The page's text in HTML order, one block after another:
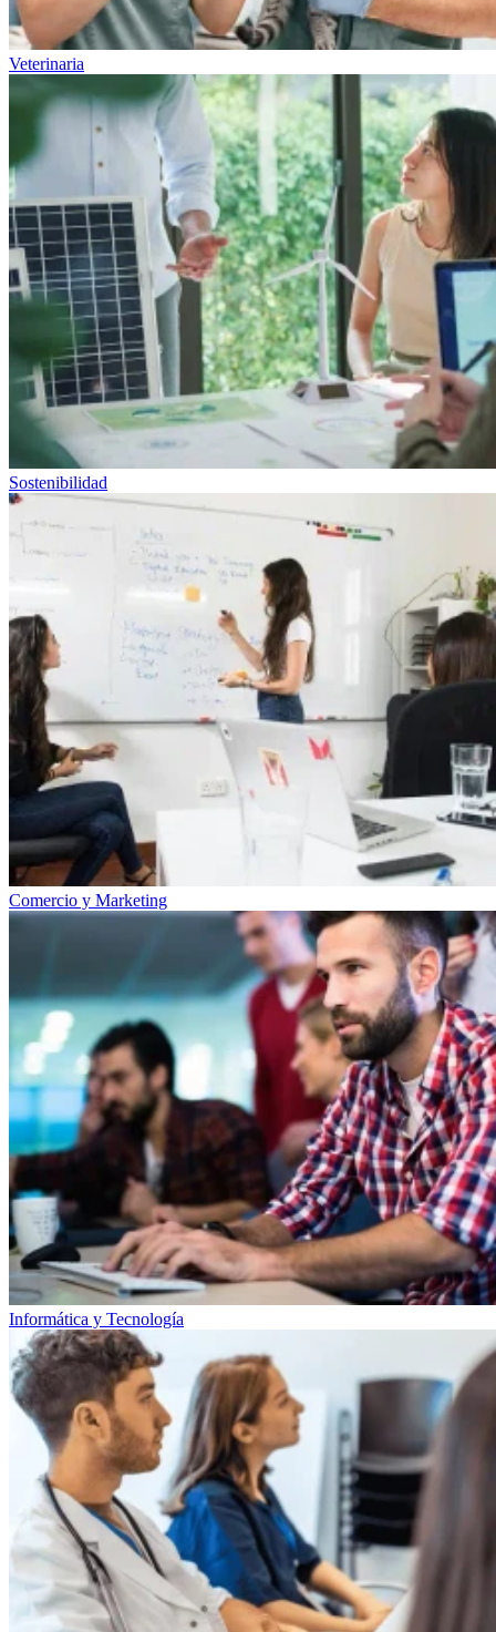
Veterinaria
Sostenibilidad
Comercio y Marketing
Informática y Tecnología